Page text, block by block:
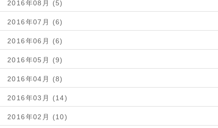
2016年08月 (5)
2016年07月 (6)
2016年06月 (6)
2016年05月 (9)
2016年04月 (8)
2016年03月 (14)
2016年02月 (10)